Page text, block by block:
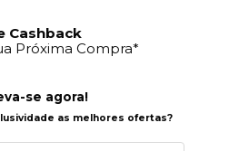
Grátis
de R$ 699,00
se agora!
as melhores ofertas?